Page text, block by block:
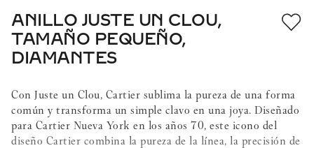
ANILLO JUSTE UN CLOU,
TAMAÑO PEQUEÑO,
DIAMANTES
Con Juste un Clou, Cartier sublima la pureza de una forma
común y transforma un simple clavo en una joya. Diseñado
para Cartier Nueva York en los años 70, este icono del
diseño Cartier combina la pureza de la línea, la precisión de